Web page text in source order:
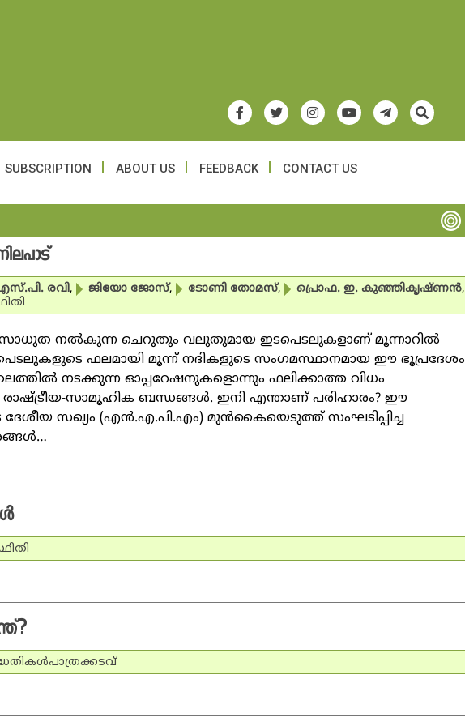
SUBSCRIPTION ABOUT US FEEDBACK CONTACT US
രവി, ജിയോ ജോസ്, ടോണി തോമസ്, പ്രൊഫ. ഇ. കുഞ്ഞികൃഷ്ണന്‍,
നല്‍കുന്ന ചെറുതും വലുതുമായ ഇടപെടലുകളാണ് മൂന്നാറില്‍
ഫലമായി മൂന്ന് നദികളുടെ സംഗമസ്ഥാനമായ ഈ ഭൂപ്രദേശം
നടക്കുന്ന ഓപ്പറേഷനുകളൊന്നും ഫലിക്കാത്ത വിധം
രാഷ്ട്രീയ-സാമൂഹിക ബന്ധങ്ങള്‍. ഇനി എന്താണ് പരിഹാരം? ഈ
സഖ്യം (എന്‍.എ.പി.എം) മുന്‍കൈയെടുത്ത് സംഘടിപ്പിച്ച
പാത്രക്കടവ്